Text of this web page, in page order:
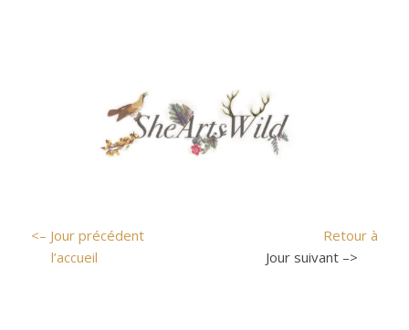
<– Jour précédent
Retour à
l’accueil
Jour suivant –>